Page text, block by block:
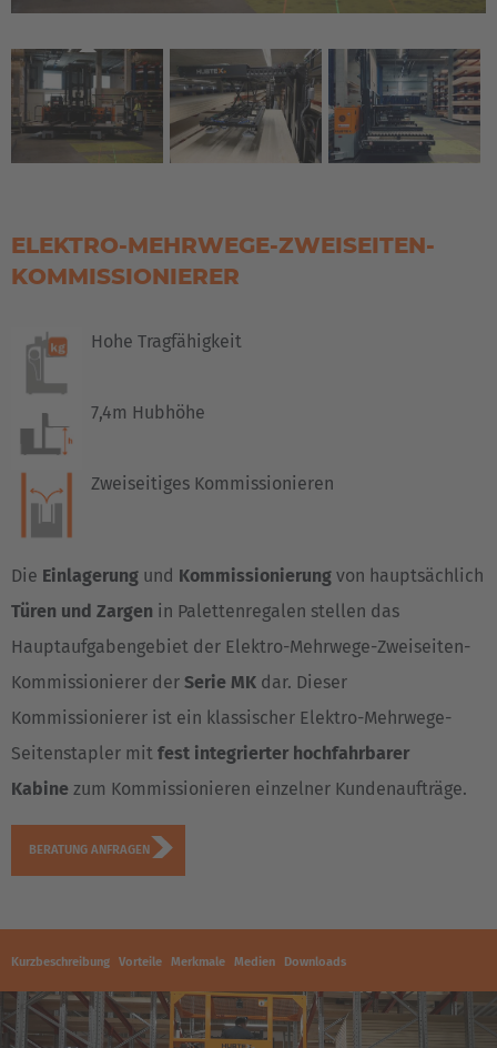
ELEKTRO-MEHRWEGE-ZWEISEITEN-
KOMMISSIONIERER
Hohe Tragfähigkeit
7,4m Hubhöhe
Zweiseitiges Kommissionieren
Die Einlagerung und Kommissionierung von hauptsächlich
Türen und Zargen in Palettenregalen stellen das
Hauptaufgabengebiet der Elektro-Mehrwege-Zweiseiten-
Kommissionierer der Serie MK dar. Dieser
Kommissionierer ist ein klassischer Elektro-Mehrwege-
Seitenstapler mit fest integrierter hochfahrbarer
Kabine zum Kommissionieren einzelner Kundenaufträge.
BERATUNG ANFRAGEN
Kurzbeschreibung Vorteile Merkmale Medien Downloads